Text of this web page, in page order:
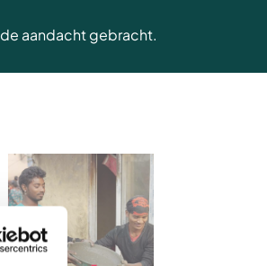
aandacht gebracht.